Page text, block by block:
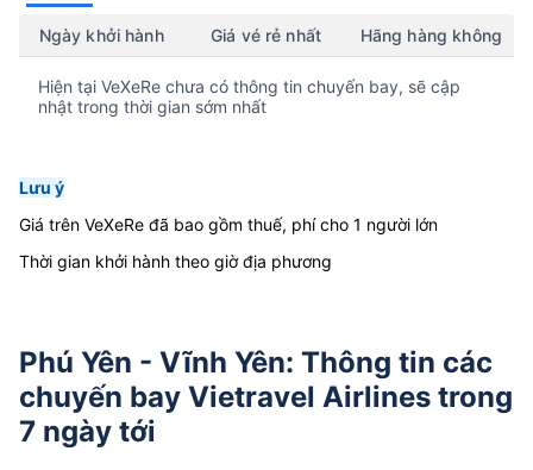
Ngày khởi hành Giá vé rẻ nhất Hãng hàng không
Hiện tại VeXeRe chưa có thông tin chuyến bay, sẽ cập
nhật trong thời gian sớm nhất
Lưu ý
Giá trên VeXeRe đã bao gồm thuế, phí cho 1 người lớn
Thời gian khởi hành theo giờ địa phương
Phú Yên - Vĩnh Yên: Thông tin các
chuyến bay Vietravel Airlines trong
7 ngày tới